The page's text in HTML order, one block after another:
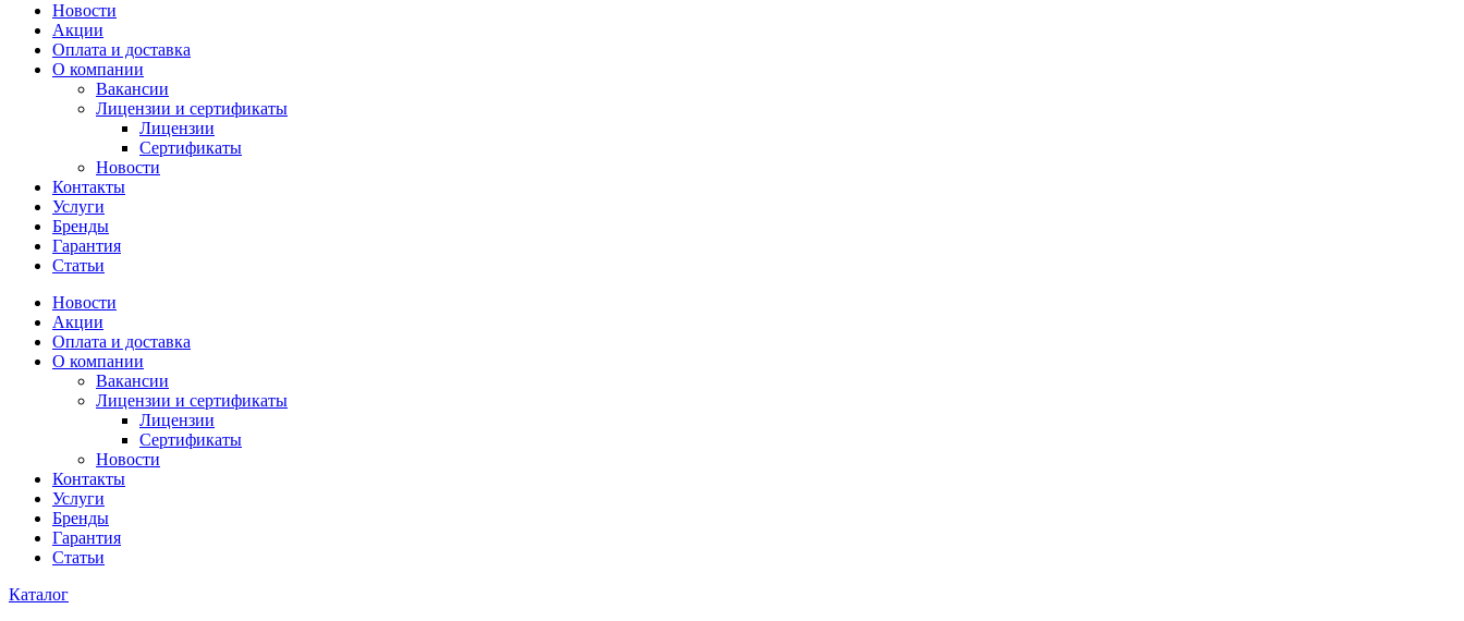
Новости
Акции
Оплата и доставка
О компании
Вакансии
Лицензии и сертификаты
Лицензии
Сертификаты
Новости
Контакты
Услуги
Бренды
Гарантия
Статьи
Новости
Акции
Оплата и доставка
О компании
Вакансии
Лицензии и сертификаты
Лицензии
Сертификаты
Новости
Контакты
Услуги
Бренды
Гарантия
Статьи
Каталог